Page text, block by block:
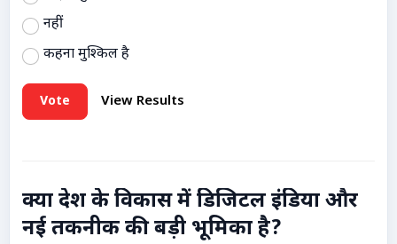
नहीं
कहना मुश्किल है
Vote View Results
क्या देश के विकास में डिजिटल इंडिया और
नई तकनीक की बड़ी भूमिका है?